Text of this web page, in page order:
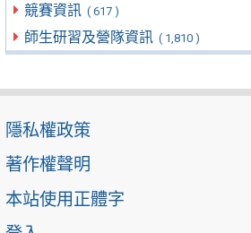
競賽資訊 ( 617 )
師生研習及營隊資訊 ( 1,810 )
隱私權政策
著作權聲明
本站使用正體字